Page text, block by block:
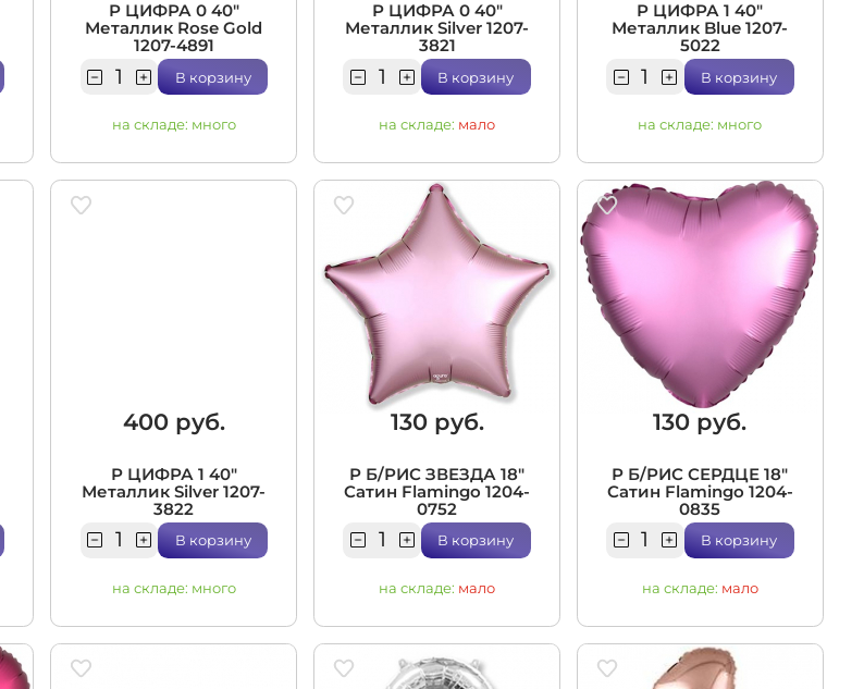
Р ЦИФРА 0 40"
Металлик Rose Gold
1207-4891
В корзину
на складе: много
Р ЦИФРА 0 40"
Металлик Silver 1207-
3821
В корзину
на складе: мало
Р ЦИФРА 1 40"
Металлик Blue 1207-
5022
В корзину
на складе: много
400 руб.
Р ЦИФРА 1 40"
Металлик Silver 1207-
3822
В корзину
на складе: много
130 руб.
Р Б/РИС ЗВЕЗДА 18"
Сатин Flamingo 1204-
0752
В корзину
на складе: мало
130 руб.
Р Б/РИС СЕРДЦЕ 18"
Сатин Flamingo 1204-
0835
В корзину
на складе: мало